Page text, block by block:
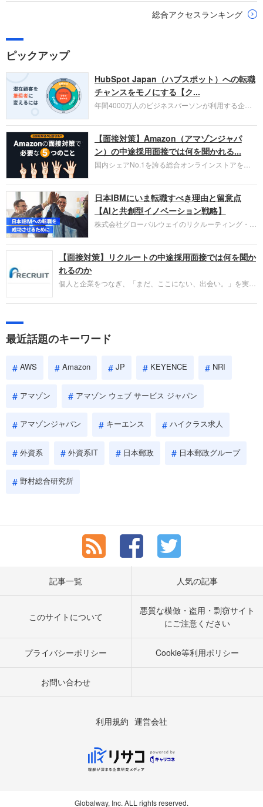
総合アクセスランキング
ピックアップ
HubSpot Japan（ハブスポット）への転職
チャンスをモノにする【ク...
年間4000万人のビジネスパーソンが利用する企業
お勧めするイチオシ企業をご紹介します。今回はク
ラウド型CRMプラットフォームを提供する
HubSpot Japan（ハブスポット・ジャパン）株式会
社です。採用面接対策の企業研究にご活用くださ
い。
【面接対策】Amazon（アマゾンジャパ
ン）の中途採用面接では何を聞かれる...
国内シェアNo.1を誇る総合オンラインストアを運
圧倒的な存在感を持つAmazon。中途採用面接では
過去の具体的な業務成果やリーダーシップの発揮、
失敗からの学びが重視され、人間性やカルチャーフ
ィットも評価対象となり、長期的に成長できる仲間
であるかを多角的に審査されます。
日本IBMにいま転職すべき理由と留意点
【AIと共創型イノベーション戦略】
株式会社グローバルウェイのリクルーティング・パ
パーソンが利用する企業口コミサイト「キャリコ
ネ」の転職エージェントがお勧めするイチオシ企業
IBMです。採用面接対策の企業研究にご活用くださ
い。
【面接対策】リクルートの中途採用面接では何を聞か
れるのか
個人と企業をつなぎ、「まだ、ここにない、出会い。」を実現
やこれまでの成果を具体的に問われるほか、「人間性」も評価
しょう。
最近話題のキーワード
AWS Amazon JP KEYENCE NRI
アマゾン アマゾン ウェブ サービス ジャパン
アマゾンジャパン キーエンス ハイクラス求人
外資系 外資系IT 日本郵政 日本郵政グループ
野村総合研究所
記事一覧 人気の記事
このサイトについて
悪質な模倣・盗用・剽窃サイト
にご注意ください
プライバシーポリシー Cookie等利用ポリシー
お問い合わせ
利用規約 運営会社
Globalway, Inc. ALL rights reserved.